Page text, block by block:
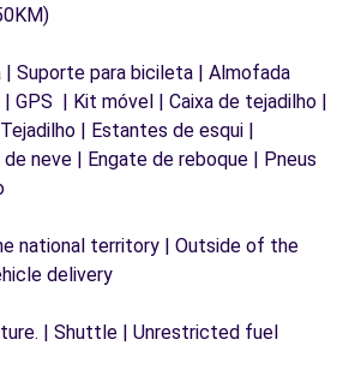
| Suporte para bicileta | Almofada
GPS | Kit móvel | Caixa de tejadilho |
| Estantes de esqui |
neve | Engate de reboque | Pneus
national territory | Outside of the
delivery
| Shuttle | Unrestricted fuel